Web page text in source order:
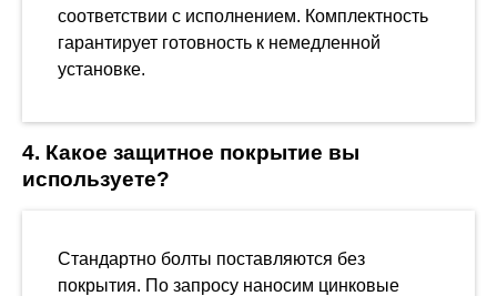
соответствии с исполнением. Комплектность
гарантирует готовность к немедленной
установке.
4. Какое защитное покрытие вы
используете?
Стандартно болты поставляются без
покрытия. По запросу наносим цинковые